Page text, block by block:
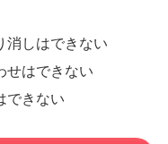
消しはできない
せはできない
できない